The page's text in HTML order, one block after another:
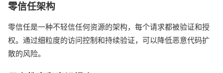
零信任架构
零信任是一种不轻信任何资源的架构，每个请求都被验证和授
权。通过细粒度的访问控制和持续验证，可以降低恶意代码扩
散的风险。